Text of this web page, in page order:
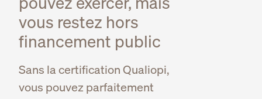
vous restez hors
financement public
Sans la certification Qualiopi,
vous pouvez parfaitement